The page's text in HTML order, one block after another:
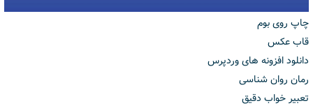
چاپ روی بوم
قاب عکس
دانلود افزونه های وردپرس
رمان روان شناسی
تعبیر خواب دقیق